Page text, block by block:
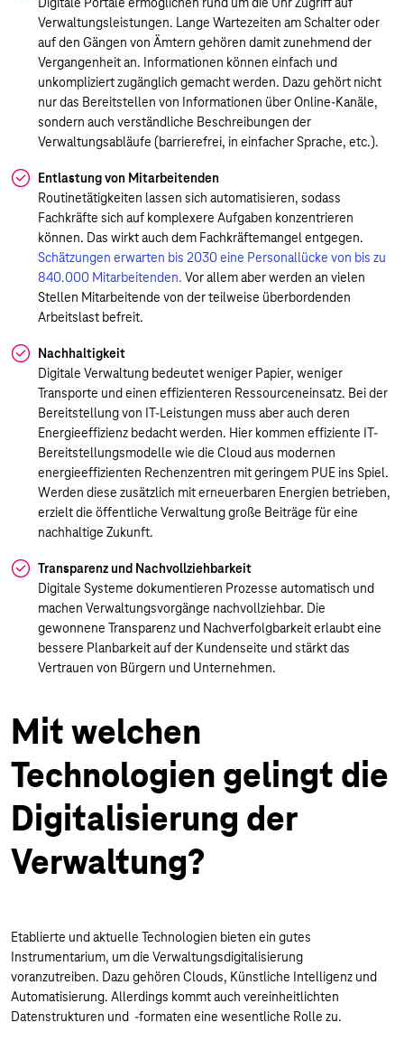
Verwaltungsleistungen. Lange Wartezeiten am Schalter oder
auf den Gängen von Ämtern gehören damit zunehmend der
Vergangenheit an. Informationen können einfach und
unkompliziert zugänglich gemacht werden. Dazu gehört nicht
nur das Bereitstellen von Informationen über Online-Kanäle,
sondern auch verständliche Beschreibungen der
Verwaltungsabläufe (barrierefrei, in einfacher Sprache, etc.).
Entlastung von Mitarbeitenden
Routinetätigkeiten lassen sich automatisieren, sodass
Fachkräfte sich auf komplexere Aufgaben konzentrieren
können. Das wirkt auch dem Fachkräftemangel entgegen.
Schätzungen erwarten bis 2030 eine Personallücke von bis zu
840.000 Mitarbeitenden. Vor allem aber werden an vielen
Stellen Mitarbeitende von der teilweise überbordenden
Arbeitslast befreit.
Nachhaltigkeit
Digitale Verwaltung bedeutet weniger Papier, weniger
Transporte und einen effizienteren Ressourceneinsatz. Bei der
Bereitstellung von IT-Leistungen muss aber auch deren
Energieeffizienz bedacht werden. Hier kommen effiziente IT-
Bereitstellungsmodelle wie die Cloud aus modernen
energieeffizienten Rechenzentren mit geringem PUE ins Spiel.
Werden diese zusätzlich mit erneuerbaren Energien betrieben,
erzielt die öffentliche Verwaltung große Beiträge für eine
nachhaltige Zukunft.
Transparenz und Nachvollziehbarkeit
Digitale Systeme dokumentieren Prozesse automatisch und
machen Verwaltungsvorgänge nachvollziehbar. Die
gewonnene Transparenz und Nachverfolgbarkeit erlaubt eine
bessere Planbarkeit auf der Kundenseite und stärkt das
Vertrauen von Bürgern und Unternehmen.
Mit welchen
Technologien gelingt die
Digitalisierung der
Verwaltung?
Etablierte und aktuelle Technologien bieten ein gutes
Instrumentarium, um die Verwaltungsdigitalisierung
voranzutreiben. Dazu gehören Clouds, Künstliche Intelligenz und
Automatisierung. Allerdings kommt auch vereinheitlichten
Datenstrukturen und -formaten eine wesentliche Rolle zu.